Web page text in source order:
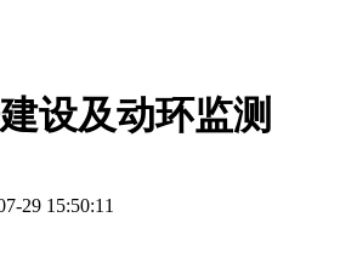
设及动环监测
29 15:50:11